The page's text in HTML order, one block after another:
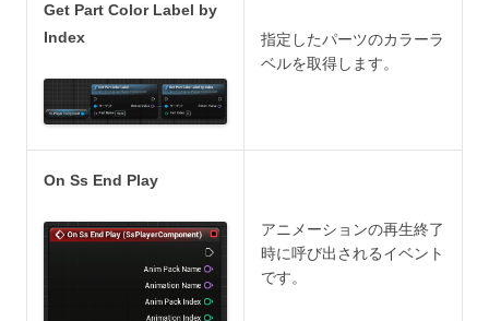
Get Part Color Label by
Index
指定したパーツのカラーラ
ベルを取得します。
On Ss End Play
アニメーションの再生終了
時に呼び出されるイベント
です。